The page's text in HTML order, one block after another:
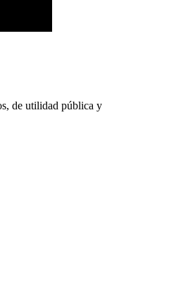
de utilidad pública y